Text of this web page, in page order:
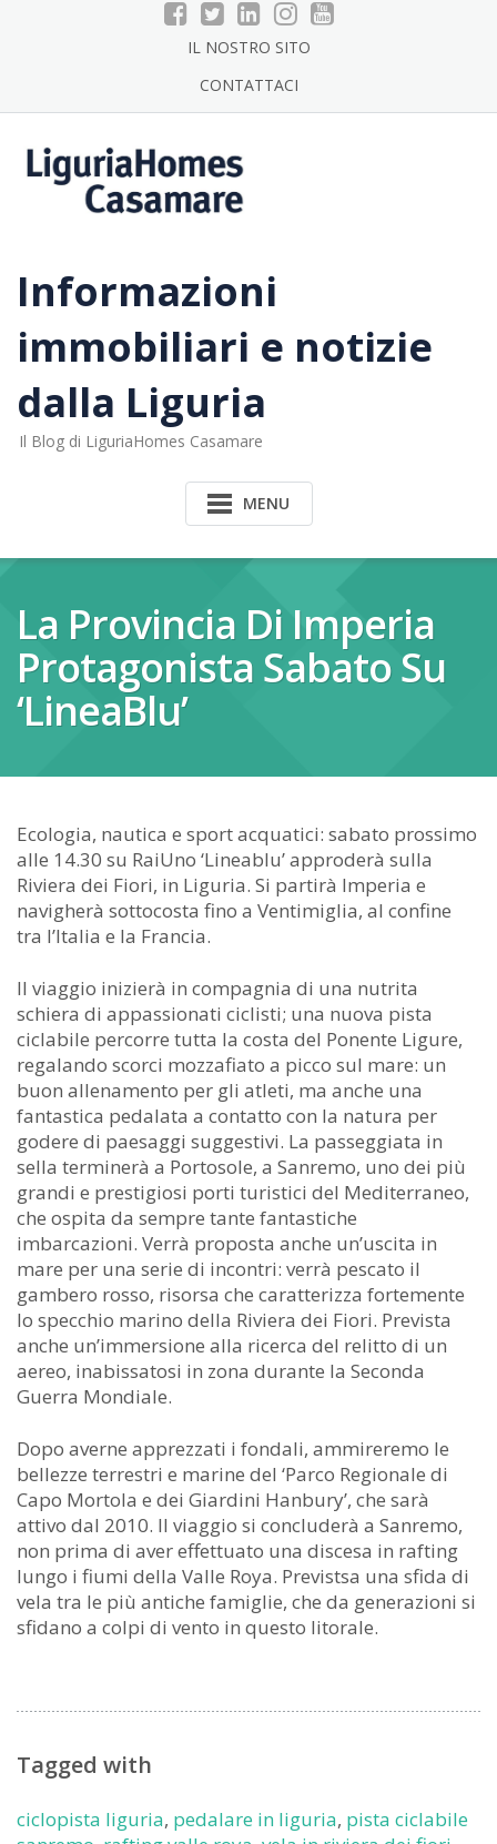
IL NOSTRO SITO
CONTATTACI
Informazioni
immobiliari e notizie
dalla Liguria
Il Blog di LiguriaHomes Casamare
MENU
La Provincia Di Imperia
Protagonista Sabato Su
‘LineaBlu’
Ecologia, nautica e sport acquatici: sabato prossimo
alle 14.30 su RaiUno ‘Lineablu’ approderà sulla
Riviera dei Fiori, in Liguria. Si partirà Imperia e
navigherà sottocosta fino a Ventimiglia, al confine
tra l’Italia e la Francia.
Il viaggio inizierà in compagnia di una nutrita
schiera di appassionati ciclisti; una nuova pista
ciclabile percorre tutta la costa del Ponente Ligure,
regalando scorci mozzafiato a picco sul mare: un
buon allenamento per gli atleti, ma anche una
fantastica pedalata a contatto con la natura per
godere di paesaggi suggestivi. La passeggiata in
sella terminerà a Portosole, a Sanremo, uno dei più
grandi e prestigiosi porti turistici del Mediterraneo,
che ospita da sempre tante fantastiche
imbarcazioni. Verrà proposta anche un’uscita in
mare per una serie di incontri: verrà pescato il
gambero rosso, risorsa che caratterizza fortemente
lo specchio marino della Riviera dei Fiori. Prevista
anche un’immersione alla ricerca del relitto di un
aereo, inabissatosi in zona durante la Seconda
Guerra Mondiale.
Dopo averne apprezzati i fondali, ammireremo le
bellezze terrestri e marine del ‘Parco Regionale di
Capo Mortola e dei Giardini Hanbury’, che sarà
attivo dal 2010. Il viaggio si concluderà a Sanremo,
non prima di aver effettuato una discesa in rafting
lungo i fiumi della Valle Roya. Previstsa una sfida di
vela tra le più antiche famiglie, che da generazioni si
sfidano a colpi di vento in questo litorale.
Tagged with
ciclopista liguria, pedalare in liguria, pista ciclabile